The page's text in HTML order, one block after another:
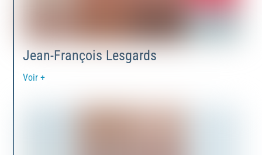
Jean-François Lesgards
Voir +